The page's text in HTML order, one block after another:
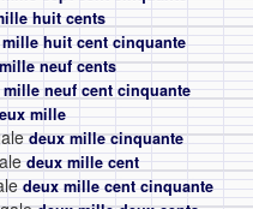
huit cents
mille huit cent cinquante
mille neuf cents
mille neuf cent cinquante
mille
deux mille cinquante
deux mille cent
deux mille cent cinquante